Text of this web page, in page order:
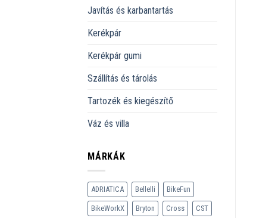
Javítás és karbantartás
Kerékpár
Kerékpár gumi
Szállítás és tárolás
Tartozék és kiegészítő
Váz és villa
MÁRKÁK
ADRIATICA Bellelli BikeFun
BikeWorkX Bryton Cross CST